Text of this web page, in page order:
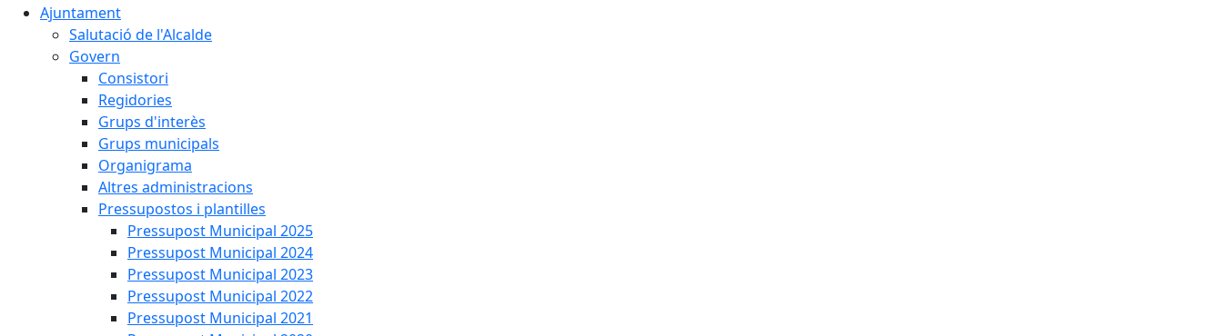
Ajuntament
Salutació de l'Alcalde
Govern
Consistori
Regidories
Grups d'interès
Grups municipals
Organigrama
Altres administracions
Pressupostos i plantilles
Pressupost Municipal 2025
Pressupost Municipal 2024
Pressupost Municipal 2023
Pressupost Municipal 2022
Pressupost Municipal 2021